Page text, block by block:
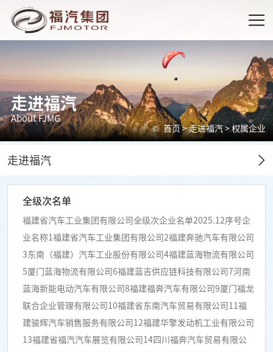
走进福汽
About FJMG
首页 >走进福汽>权属企业
走进福汽
全级次名单
福建省汽车工业集团有限公司全级次企业名单2025.12序号企
业名称1福建省汽车工业集团有限公司2福建奔驰汽车有限公司
3东南（福建）汽车工业股份有限公司4福建蓝海物流有限公司
5厦门蓝海物流有限公司6福建蓝吉供应链科技有限公司7河南
蓝海新能电动汽车有限公司8福建福奔汽车有限公司9厦门福龙
联合企业管理有限公司10福建省东南汽车贸易有限公司11福
建骏辉汽车销售服务有限公司12福建华擎发动机工业有限公司
13福建省福汽汽车展览有限公司14四川福奔汽车贸易有限公